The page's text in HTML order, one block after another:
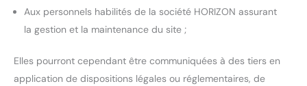
Aux personnels habilités de la société HORIZON assurant
la gestion et la maintenance du site ;
Elles pourront cependant être communiquées à des tiers en
application de dispositions légales ou réglementaires, de